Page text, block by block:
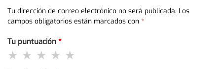
Tu dirección de correo electrónico no será publicada. Los
campos obligatorios están marcados con *
Tu puntuación *